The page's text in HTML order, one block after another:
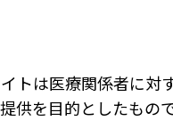
トは医療関係者に対
供を目的としたもの